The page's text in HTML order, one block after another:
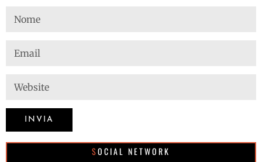
SOCIAL NETWORK